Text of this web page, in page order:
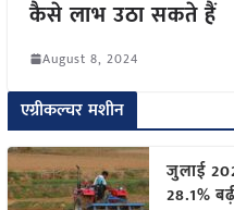
कैसे लाभ उठा सकते हैं
August 8, 2024
एग्रीकल्चर मशीन
जुलाई
28.1%